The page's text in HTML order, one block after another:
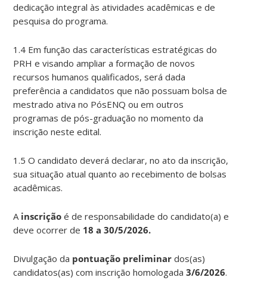
dedicação integral às atividades acadêmicas e de
pesquisa do programa.
1.4 Em função das características estratégicas do
PRH e visando ampliar a formação de novos
recursos humanos qualificados, será dada
preferência a candidatos que não possuam bolsa de
mestrado ativa no PósENQ ou em outros
programas de pós-graduação no momento da
inscrição neste edital.
1.5 O candidato deverá declarar, no ato da inscrição,
sua situação atual quanto ao recebimento de bolsas
acadêmicas.
A inscrição é de responsabilidade do candidato(a) e
deve ocorrer de 18 a 30/5/2026.
Divulgação da pontuação preliminardos(as)
candidatos(as) com inscrição homologada3/6/2026.